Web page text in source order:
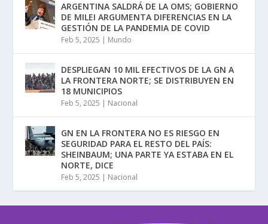
ARGENTINA SALDRÁ DE LA OMS; GOBIERNO
DE MILEI ARGUMENTA DIFERENCIAS EN LA
GESTIÓN DE LA PANDEMIA DE COVID
Feb 5, 2025 | Mundo
DESPLIEGAN 10 MIL EFECTIVOS DE LA GN A
LA FRONTERA NORTE; SE DISTRIBUYEN EN
18 MUNICIPIOS
Feb 5, 2025 | Nacional
GN EN LA FRONTERA NO ES RIESGO EN
SEGURIDAD PARA EL RESTO DEL PAÍS:
SHEINBAUM; UNA PARTE YA ESTABA EN EL
NORTE, DICE
Feb 5, 2025 | Nacional